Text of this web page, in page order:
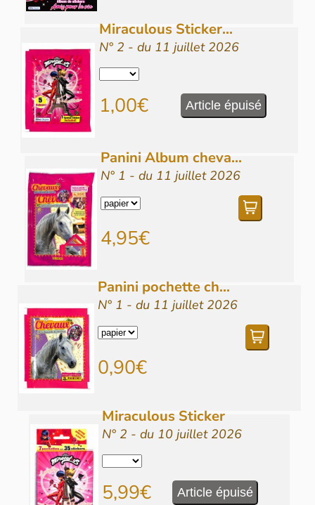
Miraculous Sticker...
N° 2 - du 11 juillet 2026
1,00€ Article épuisé
Panini Album cheva...
N° 1 - du 11 juillet 2026
4,95€
Panini pochette ch...
N° 1 - du 11 juillet 2026
0,90€
Miraculous Sticker
N° 2 - du 10 juillet 2026
5,99€ Article épuisé